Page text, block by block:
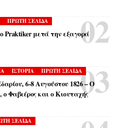
ΠΡΩΤΗ ΣΕΛΙΔΑ
Praktiker μετά την εξαγορά
ΙΣΤΟΡΙΑ ΠΡΩΤΗ ΣΕΛΙΔΑ
6-8 Αυγούστου 1826 – Ο
Φαβιέρος και ο Κιουταχής
ΣΕΛΙΔΑ